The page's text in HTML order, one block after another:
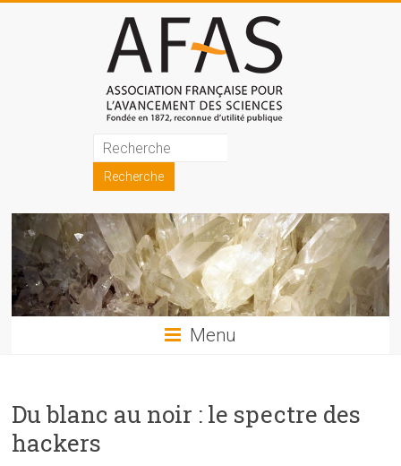
Association
française
pour
l'avancement
des
sciences
les
sciences
et
Menu
Du blanc au noir : le spectre des
hackers